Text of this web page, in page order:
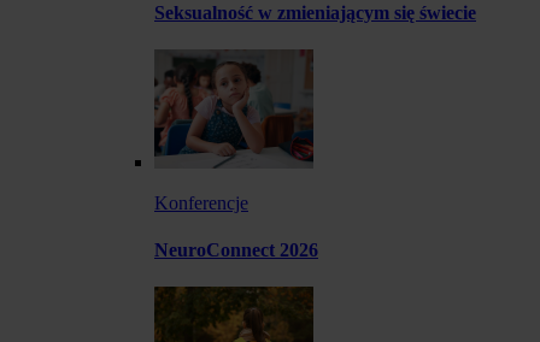
Seksualność w zmieniającym się świecie
Konferencje
NeuroConnect 2026